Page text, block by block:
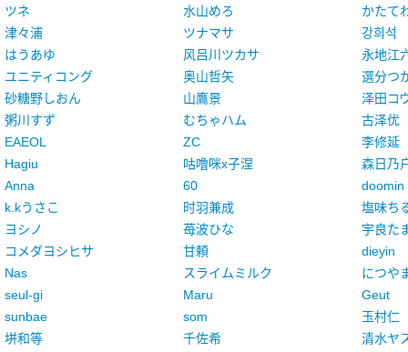
ツネ
水山めろ
かたて
津々浦
ツナマサ
강희석
はうあゆ
风吕川ツカサ
永地江
ユニティコング
奥山哲矢
選分つ
砂糖野しおん
山鷹景
泽田コ
粥川すず
むちゃハム
古泽优
EAEOL
ZC
李修延
Hagiu
咕噜咪x子涅
森日乃
Anna
60
doomin
k.kうさこ
时羽兼成
塩味ち
ヨシノ
苺波ひな
宇良た
コメダヨシヒサ
甘頼
dieyin
Nas
スライムミルク
につや
seul-gi
Maru
Geut
sunbae
som
玉村仁
垪和等
千佐希
清水ヤ